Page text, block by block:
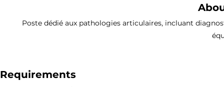
Poste dédié aux pathologies articulaires, incluant
Requirements